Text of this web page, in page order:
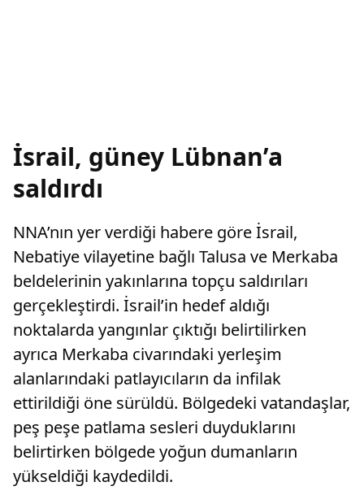
İsrail, güney Lübnan’a
saldırdı
NNA’nın yer verdiği habere göre İsrail,
Nebatiye vilayetine bağlı Talusa ve Merkaba
beldelerinin yakınlarına topçu saldırıları
gerçekleştirdi. İsrail’in hedef aldığı
noktalarda yangınlar çıktığı belirtilirken
ayrıca Merkaba civarındaki yerleşim
alanlarındaki patlayıcıların da infilak
ettirildiği öne sürüldü. Bölgedeki vatandaşlar,
peş peşe patlama sesleri duyduklarını
belirtirken bölgede yoğun dumanların
yükseldiği kaydedildi.